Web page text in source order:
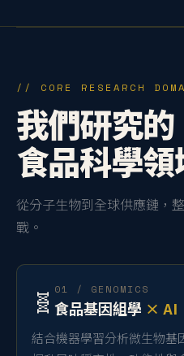
// CORE RESEARCH
我們研究的
食品科學
從分子生物到全球供應鏈，
戰。
🧬 01 / GENOMICS
食品基因組學 × AI
結合機器學習分析微生物基